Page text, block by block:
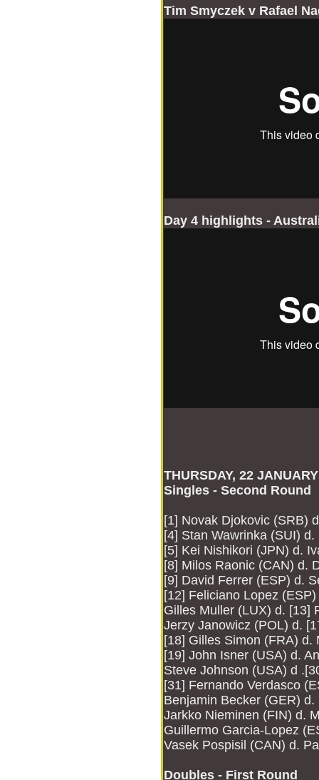
Tim Smyczek v Rafael
Day 4 highlights -
THURSDAY, 22
Singles - Second Round
[1] Novak Djokovic (SRB)
[4] Stan Wawrinka (SUI)
[5] Kei Nishikori (JPN) d.
[8] Milos Raonic (CAN) d.
[9] David Ferrer (ESP) d.
[12] Feliciano Lopez
Gilles Muller (LUX) d. [13]
Jerzy Janowicz (POL) d.
[18] Gilles Simon (FRA)
[19] John Isner (USA) d.
Steve Johnson (USA) d
[31] Fernando Verdasco
Benjamin Becker (GER)
Jarkko Nieminen (FIN) d.
Guillermo Garcia-Lopez
Vasek Pospisil (CAN) d.
Doubles - First Round